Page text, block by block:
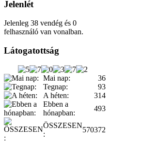
Jelenlét
Jelenleg 38 vendég és 0
felhasználó van vonalban.
Látogatottság
Mai nap:
36
Tegnap:
93
A héten:
314
Ebben a
hónapban:
493
ÖSSZESEN
:
570372